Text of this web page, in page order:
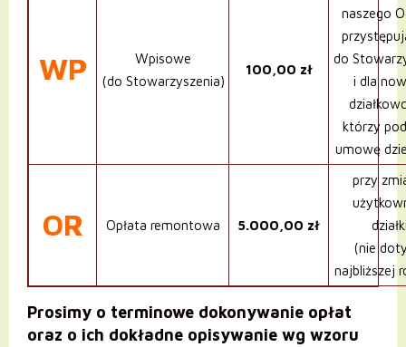
WP
Wpisowe
(do Stowarzyszenia)
100,00 zł
naszego
do
i dla
którzy
umowę
OR Opłata remontowa 5.000,00 zł
przy
(nie
najbliższej
Prosimy o terminowe dokonywanie opłat
oraz o ich dokładne opisywanie wg wzoru